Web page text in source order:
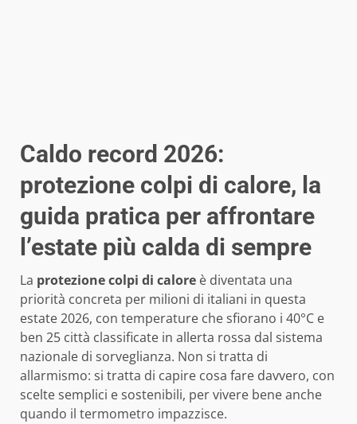
Caldo record 2026:
protezione colpi di calore, la
guida pratica per affrontare
l’estate più calda di sempre
La protezione colpi di calore è diventata una
priorità concreta per milioni di italiani in questa
estate 2026, con temperature che sfiorano i 40°C e
ben 25 città classificate in allerta rossa dal sistema
nazionale di sorveglianza. Non si tratta di
allarmismo: si tratta di capire cosa fare davvero, con
scelte semplici e sostenibili, per vivere bene anche
quando il termometro impazzisce.